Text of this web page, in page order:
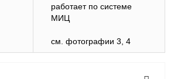
работает по системе
МИЦ
см. фотографии 3, 4